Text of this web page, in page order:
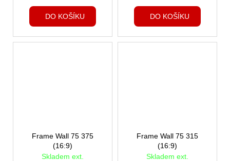
DO KOŠÍKU DO KOŠÍKU
Frame Wall 75 375
(16:9)
Skladem ext.
Frame Wall 75 315
(16:9)
Skladem ext.